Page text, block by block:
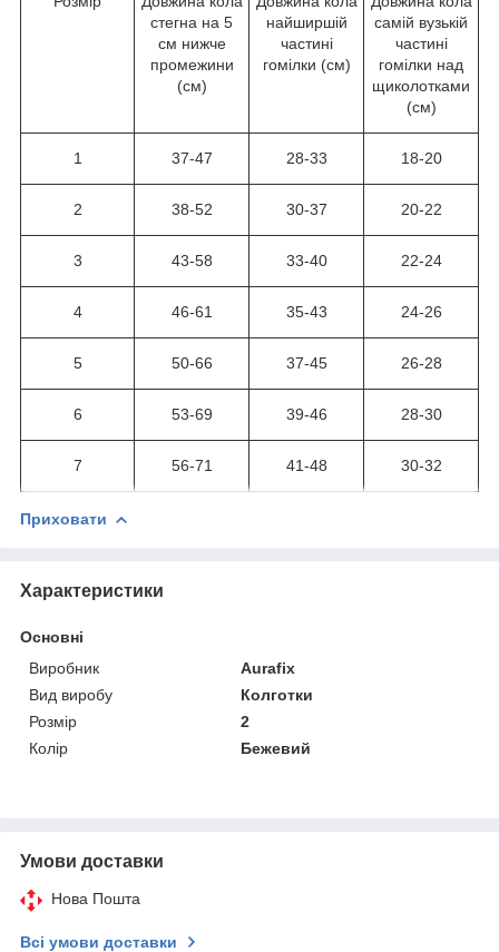
стегна на 5
см нижче
промежини
(см)
найширшій
частині
гомілки (см)
самій вузькій
частині
гомілки над
щиколотками
(см)
1 37-47 28-33 18-20
2 38-52 30-37 20-22
3 43-58 33-40 22-24
4 46-61 35-43 24-26
5 50-66 37-45 26-28
6 53-69 39-46 28-30
7 56-71 41-48 30-32
Приховати
Характеристики
Основні
Виробник
Aurafix
Вид виробу
Колготки
Розмір
2
Колір
Бежевий
Умови доставки
Нова Пошта
Всі умови доставки